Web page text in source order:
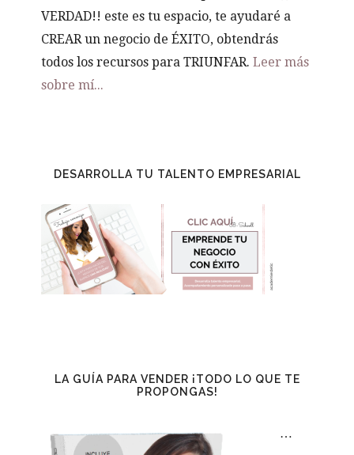
VERDAD!! este es tu espacio, te ayudaré a
CREAR un negocio de ÉXITO, obtendrás
todos los recursos para TRIUNFAR.Leer más
sobre mí...
DESARROLLA TU TALENTO EMPRESARIAL
LA GUÍA PARA VENDER ¡TODO LO QUE TE
PROPONGAS!
…